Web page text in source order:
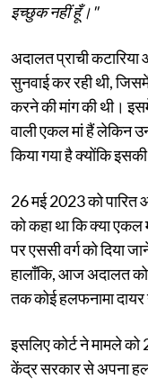
इच्छुक नहीं हूँ।"
अदालत प्राची कटारिया
सुनवाई कर रही थी,
करने की मांग की थी।
वाली एकल मां हैं लेकिन
किया गया है क्योंकि
26 मई 2023 को
को कहा था कि क्या एकल
पर एससी वर्ग को दिया
हालाँकि, आज अदालत
तक कोई हलफनामा दायर
इसलिए कोर्ट ने मामले
केंद्र सरकार से अपना